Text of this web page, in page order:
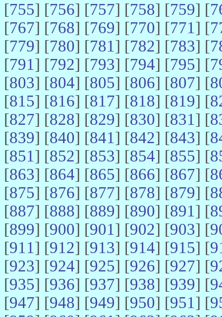
[755] [756] [757] [758] [759] [
[767] [768] [769] [770] [771] [
[779] [780] [781] [782] [783] [
[791] [792] [793] [794] [795] [
[803] [804] [805] [806] [807] [
[815] [816] [817] [818] [819] [
[827] [828] [829] [830] [831] [
[839] [840] [841] [842] [843] [
[851] [852] [853] [854] [855] [
[863] [864] [865] [866] [867] [
[875] [876] [877] [878] [879] [
[887] [888] [889] [890] [891] [
[899] [900] [901] [902] [903] [
[911] [912] [913] [914] [915] [
[923] [924] [925] [926] [927] [
[935] [936] [937] [938] [939] [
[947] [948] [949] [950] [951] [